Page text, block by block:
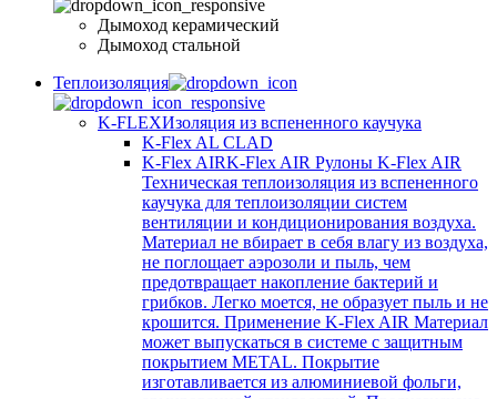
Дымоход керамический
Дымоход стальной
Теплоизоляция
K-FLEXИзоляция из вспененного каучука
K-Flex AL CLAD
K-Flex AIRK-Flex AIR Рулоны K-Flex AIR
Техническая теплоизоляция из вспененного
каучука для теплоизоляции систем
вентиляции и кондиционирования воздуха.
Материал не вбирает в себя влагу из воздуха,
не поглощает аэрозоли и пыль, чем
предотвращает накопление бактерий и
грибков. Легко моется, не образует пыль и не
крошится. Применение K-Flex AIR Материал
может выпускаться в системе c защитным
покрытием METAL. Покрытие
изготавливается из алюминиевой фольги,